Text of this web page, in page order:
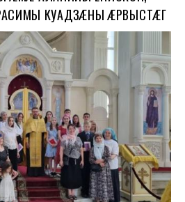
КУАДЗÆНЫ ÆРВЫСТÆГ